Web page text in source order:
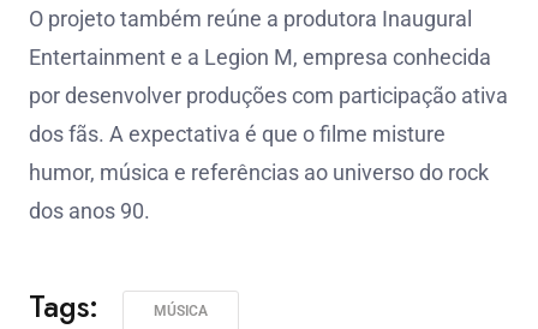
O projeto também reúne a produtora Inaugural
Entertainment e a Legion M, empresa conhecida
por desenvolver produções com participação ativa
dos fãs. A expectativa é que o filme misture
humor, música e referências ao universo do rock
dos anos 90.
Tags: MÚSICA